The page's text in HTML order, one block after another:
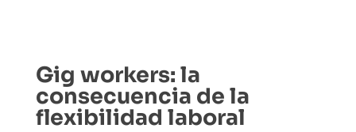
Gig workers: la
consecuencia de la
flexibilidad laboral